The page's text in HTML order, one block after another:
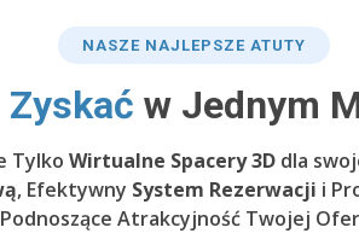
NASZE NAJLEPSZE ATUTY
w Jednym
Tylko Wirtualne Spacery 3Ddla
, Efektywny System Rezerwacji i
Podnoszące Atrakcyjność Twojej